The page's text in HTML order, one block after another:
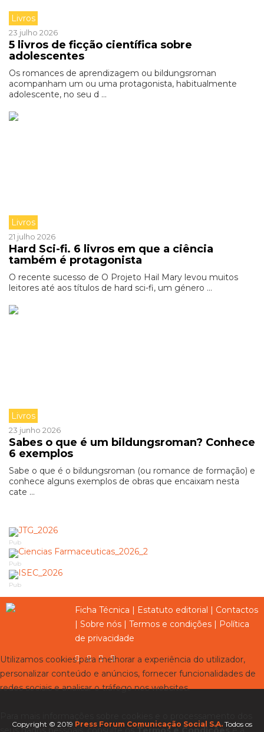
Livros
23 julho 2026
5 livros de ficção científica sobre
adolescentes
Os romances de aprendizagem ou bildungsroman
acompanham um ou uma protagonista, habitualmente
adolescente, no seu d ...
Livros
21 julho 2026
Hard Sci-fi. 6 livros em que a ciência
também é protagonista
O recente sucesso de O Projeto Hail Mary levou muitos
leitores até aos títulos de hard sci-fi, um género ...
Livros
23 junho 2026
Sabes o que é um bildungsroman? Conhece
6 exemplos
Sabe o que é o bildungsroman (ou romance de formação) e
conhece alguns exemplos de obras que encaixam nesta
cate ...
Pub
Pub
Pub
Ficha Técnica | Estatuto editorial | Contactos
| Sobre nós | Termos e condições | Política
de privacidade
Copyright © 2019 Press Forum Comunicação Social S.A. Todos os
Utilizamos cookies para melhorar a experiência do utilizador,
personalizar conteúdo e anúncios, fornecer funcionalidades de
redes sociais e analisar o tráfego nos websites.